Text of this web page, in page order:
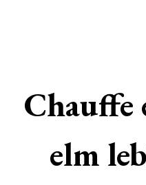
Chauffe
elm